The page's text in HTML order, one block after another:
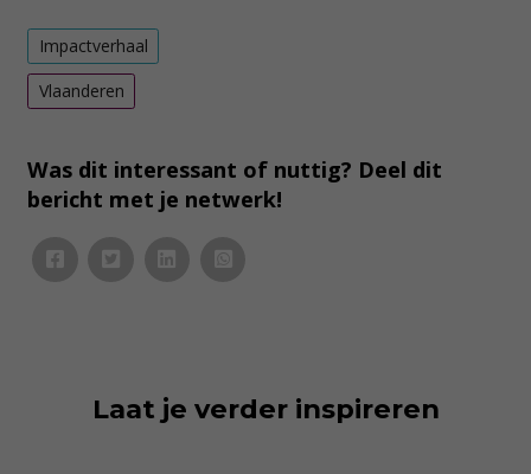
Impactverhaal
Vlaanderen
Was dit interessant of nuttig? Deel dit
bericht met je netwerk!
Laat je verder inspireren